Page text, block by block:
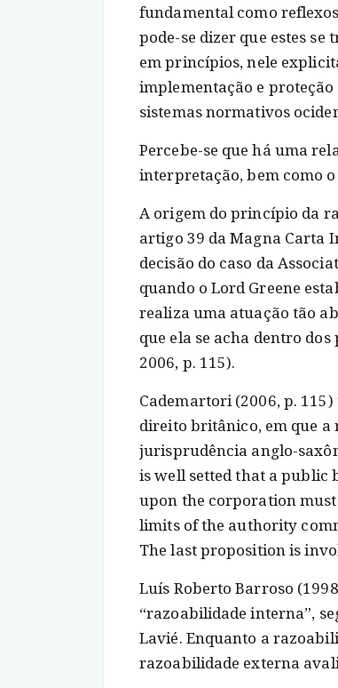
fundamental como
pode-se dizer que estes
em princípios, nele
implementação e
sistemas normativos
Percebe-se que há uma
interpretação, bem como
A origem do princípio da
artigo 39 da Magna Carta
decisão do caso da
quando o Lord Greene
realiza uma atuação tão
que ela se acha dentro dos
2006, p. 115).
Cademartori (2006, p.
direito britânico, em que a
jurisprudência anglo-
is well setted that a public
upon the corporation
limits of the authority
The last proposition is
Luís Roberto Barroso
“razoabilidade interna”,
Lavié. Enquanto a
razoabilidade externa